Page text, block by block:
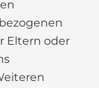
Eltern oder